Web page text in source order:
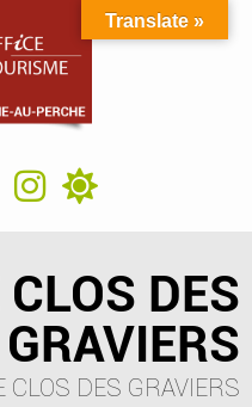
CLOS DES
GRAVIERS
CLOS DES GRAVIERS
Translate »